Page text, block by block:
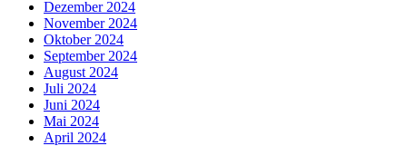
Dezember 2024
November 2024
Oktober 2024
September 2024
August 2024
Juli 2024
Juni 2024
Mai 2024
April 2024